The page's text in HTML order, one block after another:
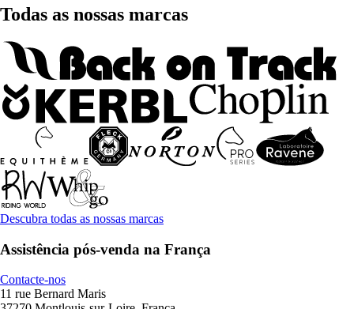
Todas as nossas marcas
Descubra todas as nossas marcas
Assistência pós-venda na França
Contacte-nos
11 rue Bernard Maris